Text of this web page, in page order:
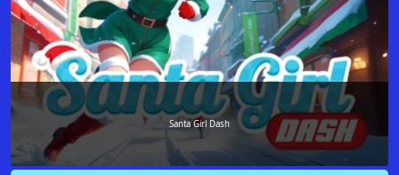
Santa Girl Dash